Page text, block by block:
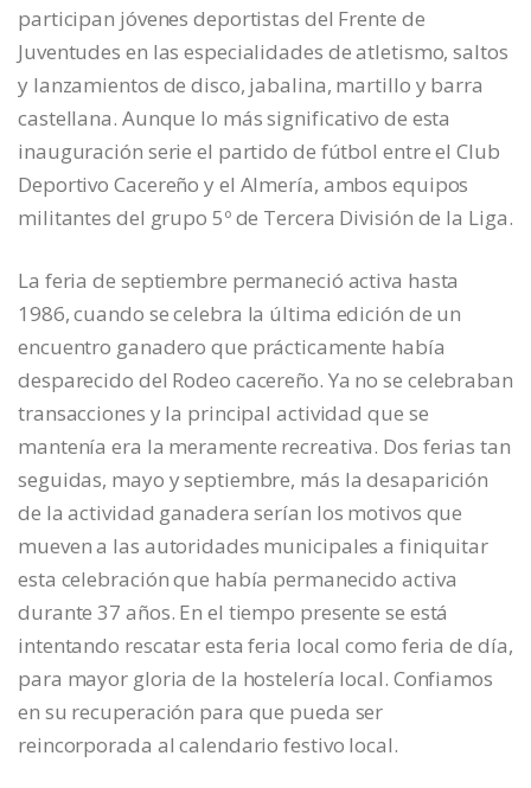
participan jóvenes deportistas del Frente de
Juventudes en las especialidades de atletismo, saltos
y lanzamientos de disco, jabalina, martillo y barra
castellana. Aunque lo más significativo de esta
inauguración serie el partido de fútbol entre el Club
Deportivo Cacereño y el Almería, ambos equipos
militantes del grupo 5º de Tercera División de la Liga.
La feria de septiembre permaneció activa hasta
1986, cuando se celebra la última edición de un
encuentro ganadero que prácticamente había
desparecido del Rodeo cacereño. Ya no se celebraban
transacciones y la principal actividad que se
mantenía era la meramente recreativa. Dos ferias tan
seguidas, mayo y septiembre, más la desaparición
de la actividad ganadera serían los motivos que
mueven a las autoridades municipales a finiquitar
esta celebración que había permanecido activa
durante 37 años. En el tiempo presente se está
intentando rescatar esta feria local como feria de día,
para mayor gloria de la hostelería local. Confiamos
en su recuperación para que pueda ser
reincorporada al calendario festivo local.